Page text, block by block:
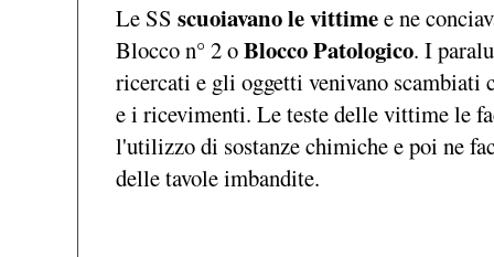
Le SS scuoiavano le vittimee ne
Blocco n° 2 oBlocco Patologico. I
ricercati e gli oggetti venivano scambiati
e i ricevimenti. Le teste delle vittime le
l'utilizzo di sostanze chimiche e poi ne
delle tavole imbandite.